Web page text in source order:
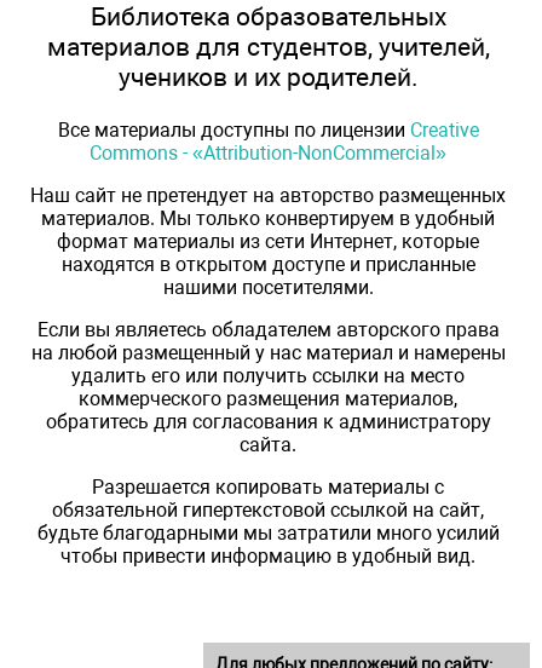
Библиотека образовательных
материалов для студентов, учителей,
учеников и их родителей.
Все материалы доступны по лицензии Creative
Commons - «Attribution-NonCommercial»
Наш сайт не претендует на авторство размещенных
материалов. Мы только конвертируем в удобный
формат материалы из сети Интернет, которые
находятся в открытом доступе и присланные
нашими посетителями.
Если вы являетесь обладателем авторского права
на любой размещенный у нас материал и намерены
удалить его или получить ссылки на место
коммерческого размещения материалов,
обратитесь для согласования к администратору
сайта.
Разрешается копировать материалы с
обязательной гипертекстовой ссылкой на сайт,
будьте благодарными мы затратили много усилий
чтобы привести информацию в удобный вид.